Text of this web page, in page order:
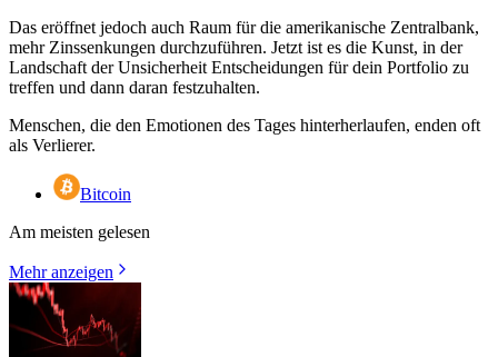
Das eröffnet jedoch auch Raum für die amerikanische Zentralbank,
mehr Zinssenkungen durchzuführen. Jetzt ist es die Kunst, in der
Landschaft der Unsicherheit Entscheidungen für dein Portfolio zu
treffen und dann daran festzuhalten.
Menschen, die den Emotionen des Tages hinterherlaufen, enden oft
als Verlierer.
Bitcoin
Am meisten gelesen
Mehr anzeigen